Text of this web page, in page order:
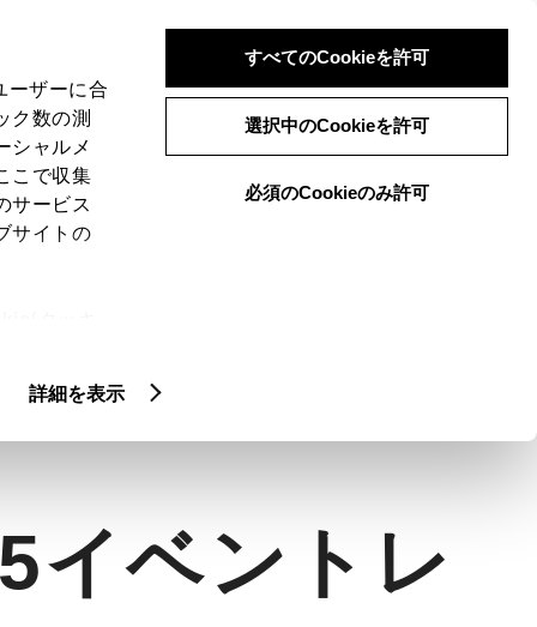
ザーに合
ク数の測
シャルメ
こで収集
サービス
サイトの
詳細を表示
すべてのCookieを許可
選択中のCookieを許可
必須のCookieのみ許可
ログイン 検索 メニュー
お役立ち情報・制度
イベントレ